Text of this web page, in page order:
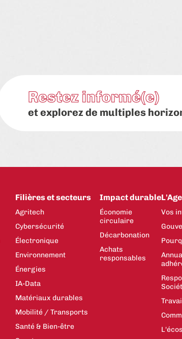
Restez informé(e)
et explorez de multiples
Filières et secteurs
Agritech
Cybersécurité
Électronique
Environnement
Énergies
IA-Data
Matériaux durables
Mobilité / Transports
Santé & Bien-être
Impact durable
Économie
circulaire
Décarbonation
Achats
responsables
Vos